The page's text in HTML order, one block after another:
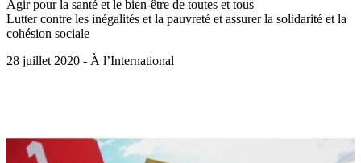
Agir pour la santé et le bien-être de toutes et tous
Lutter contre les inégalités et la pauvreté et assurer la solidarité et la
cohésion sociale
28 juillet 2020 - À l’International